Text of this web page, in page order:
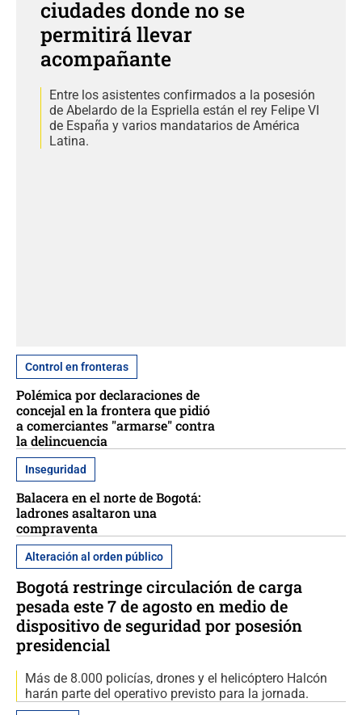
ciudades donde no se
permitirá llevar
acompañante
Entre los asistentes confirmados a la posesión
de Abelardo de la Espriella están el rey Felipe VI
de España y varios mandatarios de América
Latina.
Control en fronteras
Polémica por declaraciones de
concejal en la frontera que pidió
a comerciantes "armarse" contra
la delincuencia
Inseguridad
Balacera en el norte de Bogotá:
ladrones asaltaron una
compraventa
Alteración al orden público
Bogotá restringe circulación de carga
pesada este 7 de agosto en medio de
dispositivo de seguridad por posesión
presidencial
Más de 8.000 policías, drones y el helicóptero Halcón
harán parte del operativo previsto para la jornada.